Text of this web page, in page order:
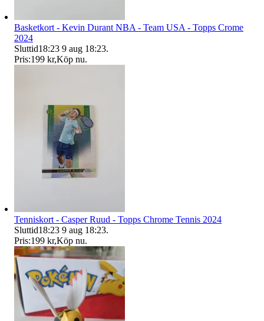
Basketkort - Kevin Durant NBA - Team USA - Topps Crome
2024
Sluttid18:23 9 aug 18:23.
Pris:199 kr,Köp nu.
Tenniskort - Casper Ruud - Topps Chrome Tennis 2024
Sluttid18:23 9 aug 18:23.
Pris:199 kr,Köp nu.